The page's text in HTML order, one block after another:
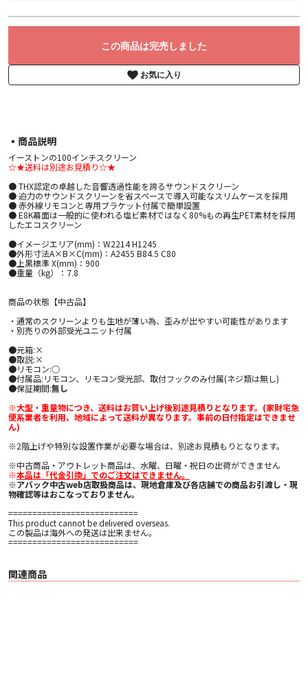
この商品は完売しました
お気に入り
▪︎商品説明
イーストンの100インチスクリーン
☆★送料は別途お見積り☆★
● THX認定の卓越した音響透過性能を誇るサウンドスクリーン
● 迫力のサウンドスクリーンを省スペースで導入可能なスリムケースを採用
● 赤外線リモコンと専用ブラケット付属で簡単設置
● E8K幕面は一般的に使われる塩ビ素材ではなく80%もの再生PET素材を採用
したエコスクリーン
●イメージエリア(mm)：W2214 H1245
●外形寸法A×B×C(mm)：A2455 B84.5 C80
●上黒標準 X(mm)：900
●重量（kg）：7.8
商品の状態【中古品】
・通常のスクリーンよりも生地が薄い為、歪みが出やすい可能性があります
・別売りの外部受光ユニット付属
●元箱:×
●取説:×
●リモコン:○
●付属品:リモコン、リモコン受光部、取付フックのみ付属(ネジ類は無し)
●保証期間:無し
※大型・重量物につき、送料はお買い上げ後別途見積りとなります。(家財宅急
便系業者を利用、地域によって送料が異なります。事前の日付指定はできませ
ん)
※2階上げや特別な設置作業が必要な場合は、別途お見積もりとなります。
※中古商品・アウトレット商品は、水曜、日曜・祝日の出荷ができません
※本品は「代金引換」でのご注文はできません。
※アバック中古web店取扱商品は、現地倉庫及び各店舗での商品お引渡し・現
物確認等はおこなっておりません。
===========================
This product cannot be delivered overseas.
この製品は海外への発送は出来ません。
===========================
関連商品